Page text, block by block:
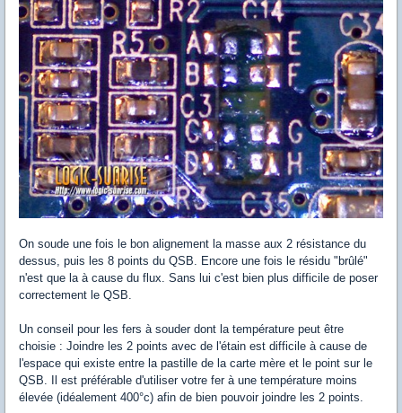
On soude une fois le bon alignement la masse aux 2 résistance du
dessus, puis les 8 points du QSB. Encore une fois le résidu "brûlé"
n'est que la à cause du flux. Sans lui c'est bien plus difficile de poser
correctement le QSB.
Un conseil pour les fers à souder dont la température peut être
choisie : Joindre les 2 points avec de l'étain est difficile à cause de
l'espace qui existe entre la pastille de la carte mère et le point sur le
QSB. Il est préférable d'utiliser votre fer à une température moins
élevée (idéalement 400°c) afin de bien pouvoir joindre les 2 points.